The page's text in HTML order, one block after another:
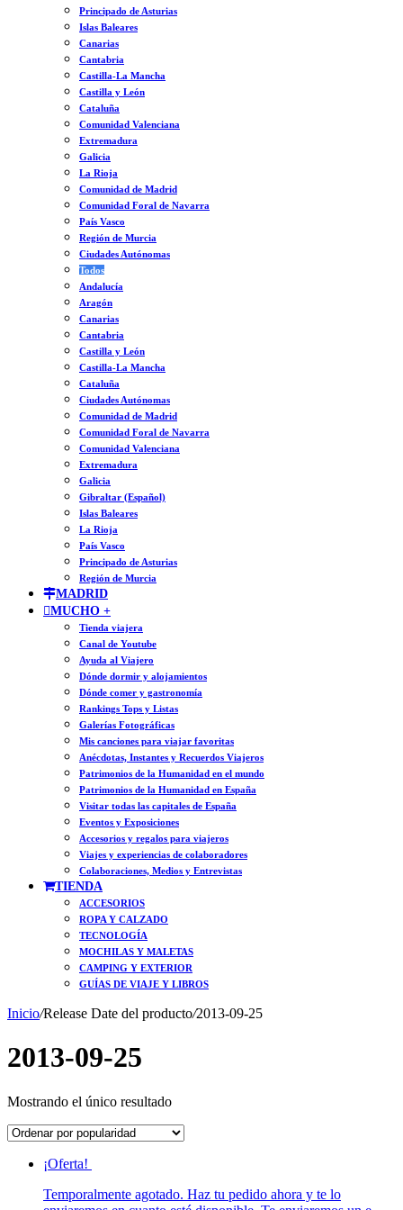
Principado de Asturias
Islas Baleares
Canarias
Cantabria
Castilla-La Mancha
Castilla y León
Cataluña
Comunidad Valenciana
Extremadura
Galicia
La Rioja
Comunidad de Madrid
Comunidad Foral de Navarra
País Vasco
Región de Murcia
Ciudades Autónomas
Todos
Andalucía
Aragón
Canarias
Cantabria
Castilla y León
Castilla-La Mancha
Cataluña
Ciudades Autónomas
Comunidad de Madrid
Comunidad Foral de Navarra
Comunidad Valenciana
Extremadura
Galicia
Gibraltar (Español)
Islas Baleares
La Rioja
País Vasco
Principado de Asturias
Región de Murcia
MADRID
MUCHO +
Tienda viajera
Canal de Youtube
Ayuda al Viajero
Dónde dormir y alojamientos
Dónde comer y gastronomía
Rankings Tops y Listas
Galerías Fotográficas
Mis canciones para viajar favoritas
Anécdotas, Instantes y Recuerdos Viajeros
Patrimonios de la Humanidad en el mundo
Patrimonios de la Humanidad en España
Visitar todas las capitales de España
Eventos y Exposiciones
Accesorios y regalos para viajeros
Viajes y experiencias de colaboradores
Colaboraciones, Medios y Entrevistas
TIENDA
ACCESORIOS
ROPA Y CALZADO
TECNOLOGÍA
MOCHILAS Y MALETAS
CAMPING Y EXTERIOR
GUÍAS DE VIAJE Y LIBROS
Inicio/Release Date del producto/2013-09-25
2013-09-25
Mostrando el único resultado
¡Oferta!
Temporalmente agotado. Haz tu pedido ahora y te lo